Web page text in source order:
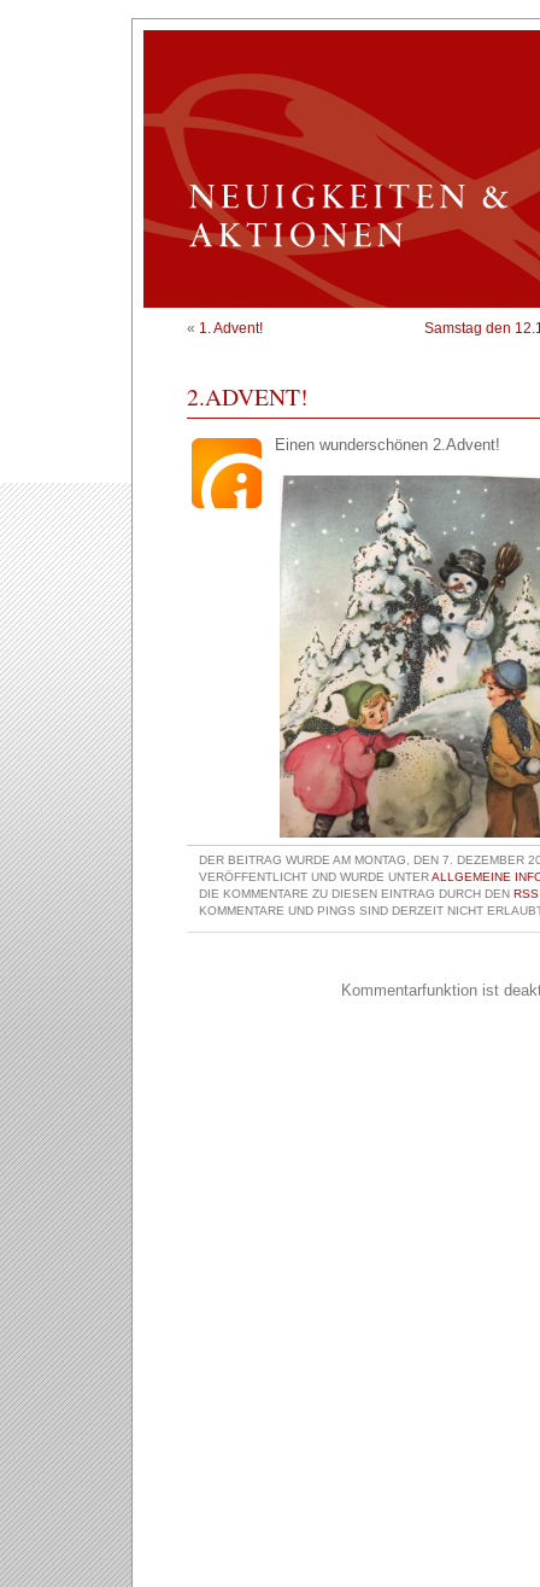
« 1. Advent! Samstag den
2.ADVENT!
Einen wunderschönen 2.Advent!
DER BEITRAG WURDE AM MONTAG, DEN 7. DEZEMBER
VERÖFFENTLICHT UND WURDE UNTERALLGEMEINE
DIE KOMMENTARE ZU DIESEN EINTRAG DURCH DEN
KOMMENTARE UND PINGS SIND DERZEIT NICHT
Kommentarfunktion ist